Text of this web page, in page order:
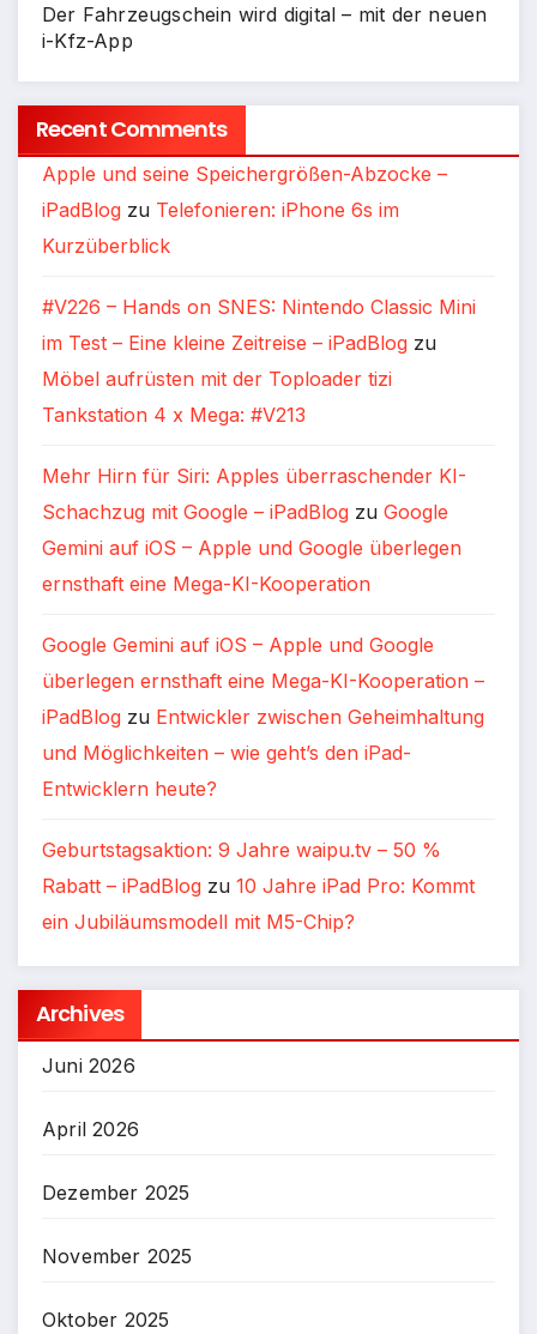
Der Fahrzeugschein wird digital – mit der neuen
i-Kfz-App
Recent Comments
Apple und seine Speichergrößen-Abzocke –
iPadBlog zu Telefonieren: iPhone 6s im
Kurzüberblick
#V226 – Hands on SNES: Nintendo Classic Mini
im Test – Eine kleine Zeitreise – iPadBlog zu
Möbel aufrüsten mit der Toploader tizi
Tankstation 4 x Mega: #V213
Mehr Hirn für Siri: Apples überraschender KI-
Schachzug mit Google – iPadBlog zu Google
Gemini auf iOS – Apple und Google überlegen
ernsthaft eine Mega-KI-Kooperation
Google Gemini auf iOS – Apple und Google
überlegen ernsthaft eine Mega-KI-Kooperation –
iPadBlog zu Entwickler zwischen Geheimhaltung
und Möglichkeiten – wie geht’s den iPad-
Entwicklern heute?
Geburtstagsaktion: 9 Jahre waipu.tv – 50 %
Rabatt – iPadBlog zu 10 Jahre iPad Pro: Kommt
ein Jubiläumsmodell mit M5-Chip?
Archives
Juni 2026
April 2026
Dezember 2025
November 2025
Oktober 2025